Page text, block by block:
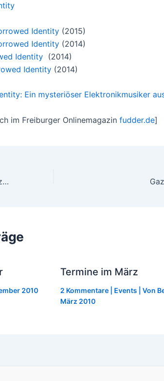
Identity (2015)
Identity (2014)
Identity (2014)
Identity (2014)
Ein mysteriöser Elektronikmusiker
im Freiburger Onlinemagazin fudder.de]
Interview mit Daniel Wang: “Tanzmusik steht für Offenheit und Toleranz”
2010
Termine im März
2 Kommentare Events | Von
März 2010